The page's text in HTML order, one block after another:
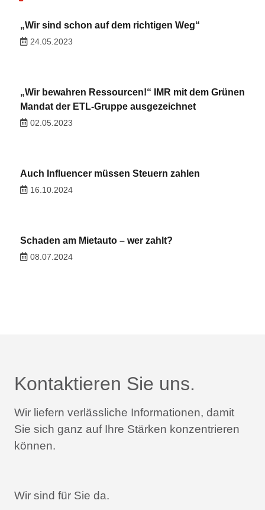
„Wir sind schon auf dem richtigen Weg“
24.05.2023
„Wir bewahren Ressourcen!“ IMR mit dem Grünen
Mandat der ETL-Gruppe ausgezeichnet
02.05.2023
Auch Influencer müssen Steuern zahlen
16.10.2024
Schaden am Mietauto – wer zahlt?
08.07.2024
Kontaktieren Sie uns.
Wir liefern verlässliche Informationen, damit
Sie sich ganz auf Ihre Stärken konzentrieren
können.
Wir sind für Sie da.